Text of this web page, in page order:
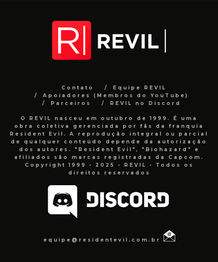
Contato
Equipe REVIL
Apoiadores (Membros do YouTube)
Parceiros
REVIL no Discord
O REVIL nasceu em outubro de 1999. É uma
obra coletiva gerenciada por fãs da franquia
Resident Evil. A reprodução integral ou parcial
de qualquer conteúdo depende da autorização
dos autores. "Resident Evil", "Biohazard" e
afiliados são marcas registradas da Capcom.
Copyright 1999 - 2025 - REVIL - Todos os
direitos reservados
equipe@residentevil.com.br